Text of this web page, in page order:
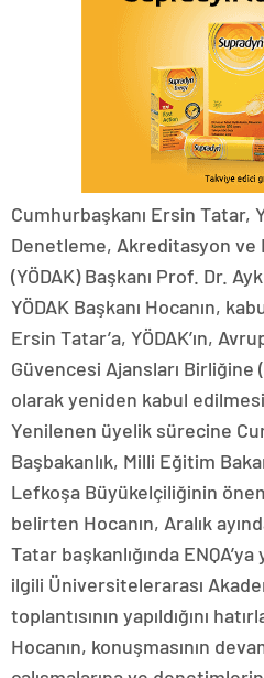
Cumhurbaşkanı Ersin Tatar,
Denetleme, Akreditasyon ve
(YÖDAK) Başkanı Prof. Dr.
YÖDAK Başkanı Hocanın,
Ersin Tatar’a, YÖDAK’ın,
Güvencesi Ajansları Birliğine
olarak yeniden kabul
Yenilenen üyelik sürecine
Başbakanlık, Milli Eğitim
Lefkoşa Büyükelçiliğinin
belirten Hocanın, Aralık
Tatar başkanlığında
ilgili Üniversitelerarası
toplantısının yapıldığını
Hocanın, konuşmasının